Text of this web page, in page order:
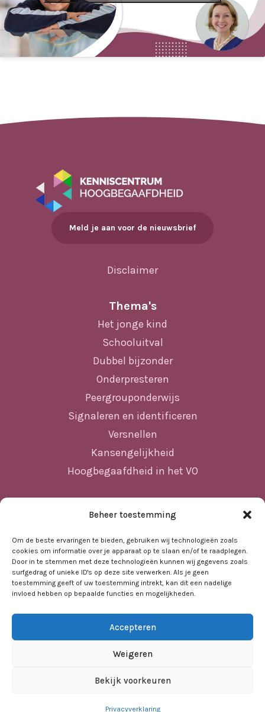
Beheer toestemming
Om de beste ervaringen te bieden, gebruiken wij technologieën zoals
cookies om informatie over je apparaat op te slaan en/of te raadplegen.
Door in te stemmen met deze technologieën kunnen wij gegevens zoals
surfgedrag of unieke ID's op deze site verwerken. Als je geen
toestemming geeft of uw toestemming intrekt, kan dit een nadelige
invloed hebben op bepaalde functies en mogelijkheden.
Accepteren
Weigeren
Bekijk voorkeuren
Privacyverklaring
Meld je aan voor de nieuwsbrief
Disclaimer
Thema's
Het jonge kind
Schooluitval
Dubbel bijzonder
Onderpresteren
Peergrouponderwijs
Signaleren en identificeren
Versnellen
Kansengelijkheid
Hoogbegaafdheid in het VO
Home
Nieuws
Agenda
Kennisbank
Sociale kaart
Over ons
Contact